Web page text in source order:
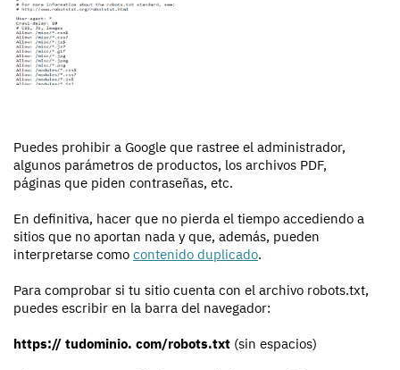
Puedes prohibir a Google que rastree el administrador,
algunos parámetros de productos, los archivos PDF,
páginas que piden contraseñas, etc.
En definitiva, hacer que no pierda el tiempo accediendo a
sitios que no aportan nada y que, además, pueden
interpretarse como contenido duplicado.
Para comprobar si tu sitio cuenta con el archivo robots.txt,
puedes escribir en la barra del navegador:
https:// tudominio. com/robots.txt (sin espacios)